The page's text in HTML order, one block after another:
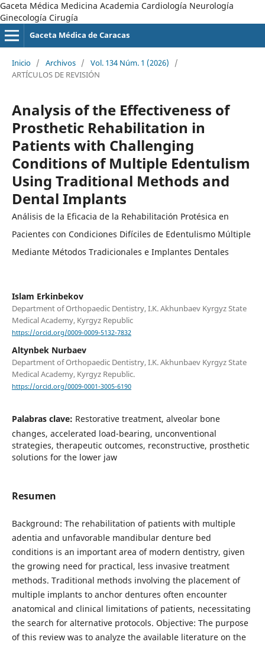
Gaceta Médica Medicina Academia Cardiología Neurología
Ginecología Cirugía
Gaceta Médica de Caracas
Inicio / Archivos / Vol. 134 Núm. 1 (2026)
/
ARTÍCULOS DE REVISIÓN
Analysis of the Effectiveness of
Prosthetic Rehabilitation in
Patients with Challenging
Conditions of Multiple Edentulism
Using Traditional Methods and
Dental Implants
Análisis de la Eficacia de la Rehabilitación Protésica en
Pacientes con Condiciones Difíciles de Edentulismo Múltiple
Mediante Métodos Tradicionales e Implantes Dentales
Islam Erkinbekov
Department of Orthopaedic Dentistry, I.K. Akhunbaev Kyrgyz State
Medical Academy, Kyrgyz Republic
https://orcid.org/0009-0009-5132-7832
Altynbek Nurbaev
Department of Orthopaedic Dentistry, I.K. Akhunbaev Kyrgyz State
Medical Academy, Kyrgyz Republic.
https://orcid.org/0009-0001-3005-6190
Palabras clave: Restorative treatment, alveolar bone
changes, accelerated load-bearing, unconventional
strategies, therapeutic outcomes, reconstructive, prosthetic
solutions for the lower jaw
Resumen
Background: The rehabilitation of patients with multiple
adentia and unfavorable mandibular denture bed
conditions is an important area of modern dentistry, given
the growing need for practical, less invasive treatment
methods. Traditional methods involving the placement of
multiple implants to anchor dentures often encounter
anatomical and clinical limitations of patients, necessitating
the search for alternative protocols. Objective: The purpose
of this review was to analyze the available literature on the